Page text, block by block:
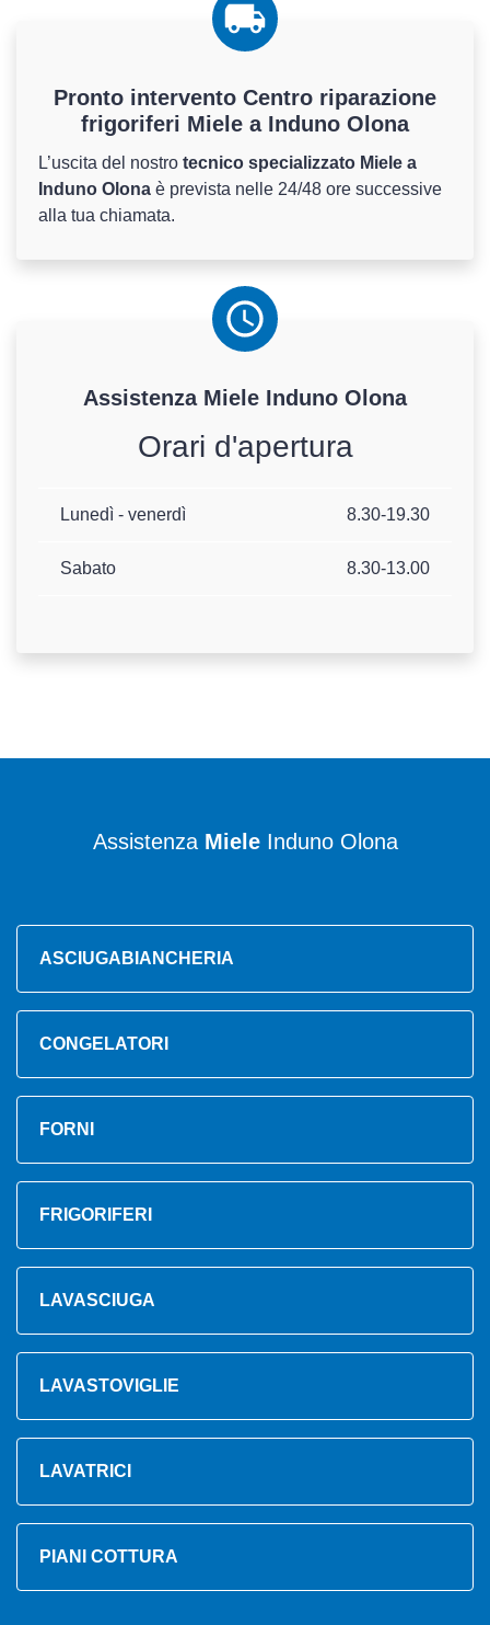
Pronto intervento Centro riparazione
frigoriferi Miele a Induno Olona
L’uscita del nostro tecnico specializzato Miele a
Induno Olona è prevista nelle 24/48 ore successive
alla tua chiamata.
Assistenza Miele Induno Olona
Orari d'apertura
Lunedì - venerdì 8.30-19.30
Sabato 8.30-13.00
Assistenza MieleInduno Olona
ASCIUGABIANCHERIA
CONGELATORI
FORNI
FRIGORIFERI
LAVASCIUGA
LAVASTOVIGLIE
LAVATRICI
PIANI COTTURA